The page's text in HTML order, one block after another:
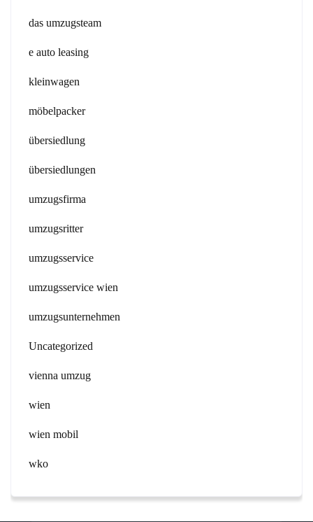
das umzugsteam
e auto leasing
kleinwagen
möbelpacker
übersiedlung
übersiedlungen
umzugsfirma
umzugsritter
umzugsservice
umzugsservice wien
umzugsunternehmen
Uncategorized
vienna umzug
wien
wien mobil
wko